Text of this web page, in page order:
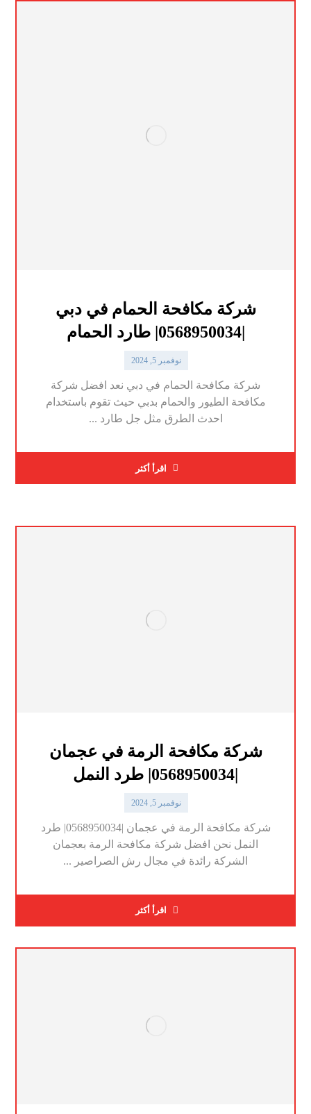
شركة مكافحة الحمام في دبي
|0568950034| طارد الحمام
نوفمبر 5, 2024
شركة مكافحة الحمام في دبي نعد افضل شركة
مكافحة الطيور والحمام بدبي حيث تقوم باستخدام
احدث الطرق مثل جل طارد ...
اقرأ أكثر
شركة مكافحة الرمة في عجمان
|0568950034| طرد النمل
نوفمبر 5, 2024
شركة مكافحة الرمة في عجمان |0568950034| طرد
النمل نحن افضل شركة مكافحة الرمة بعجمان
الشركة رائدة في مجال رش الصراصير ...
اقرأ أكثر